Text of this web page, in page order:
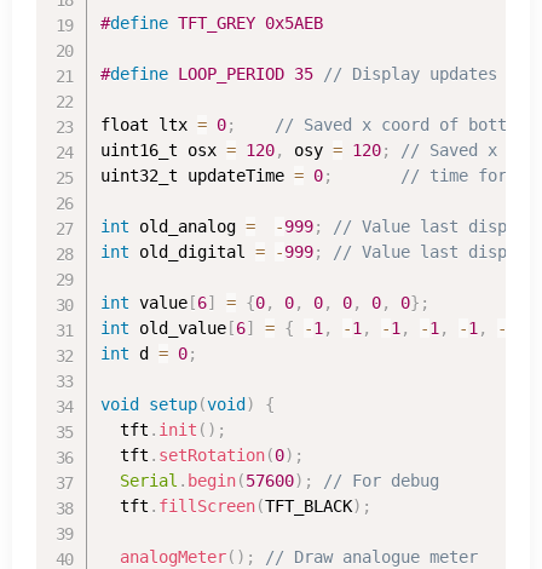
#define TFT_GREY 0x5AEB
#define LOOP_PERIOD 35 // Display updates
float ltx = 0;
// Saved x coord of bottom
uint16_t osx = 120, osy = 120;
// Saved x & y
uint32_t updateTime = 0; // time for
int old_analog = -999;
// Value last
int old_digital = -999; // Value last
int value [6] = {0, 0, 0, 0, 0, 0} ;
int old_value [6] = { -1 , -1 , -1 , -1 , -1 , -
int d = 0;
void setup(void )
{
  tft
. init ( ) ;
  tft
. setRotation(0) ;
Serial . begin(57600) ;
// For debug
  tft
. fillScreen(TFT_BLACK) ;
analogMeter( ) ; // Draw analogue meter